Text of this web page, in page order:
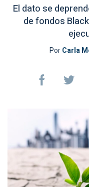
El dato se
de fondos
PorCarla